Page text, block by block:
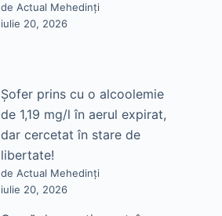
de Actual Mehedinți
iulie 20, 2026
Șofer prins cu o alcoolemie
de 1,19 mg/l în aerul expirat,
dar cercetat în stare de
libertate!
de Actual Mehedinți
iulie 20, 2026